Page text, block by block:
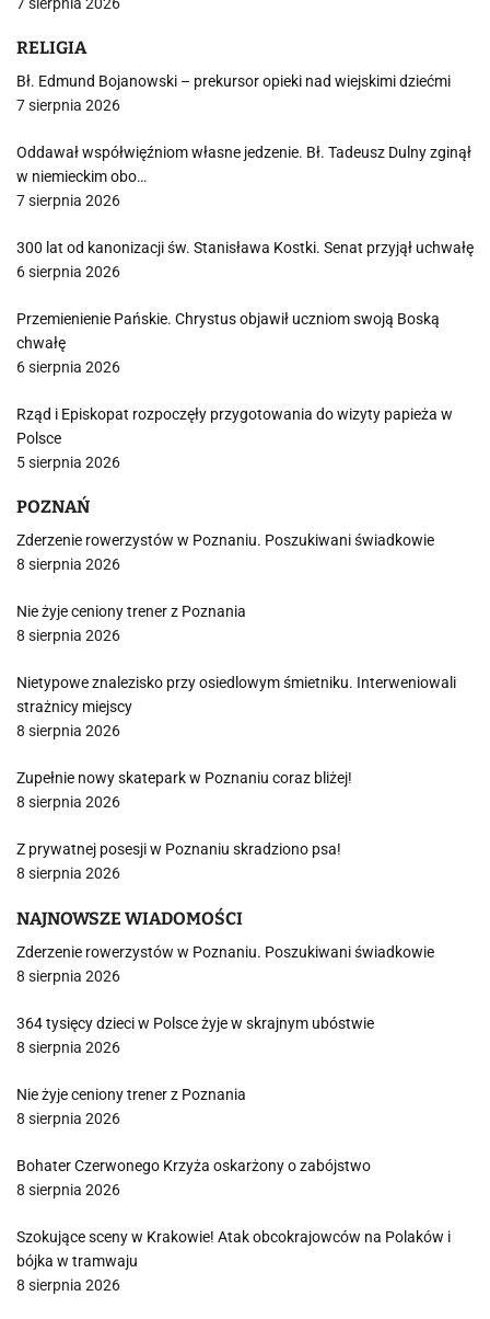
RELIGIA
Bł. Edmund Bojanowski – prekursor opieki nad wiejskimi dziećmi
7 sierpnia 2026
Oddawał współwięźniom własne jedzenie. Bł. Tadeusz Dulny zginął
w niemieckim obo…
7 sierpnia 2026
300 lat od kanonizacji św. Stanisława Kostki. Senat przyjął uchwałę
6 sierpnia 2026
Przemienienie Pańskie. Chrystus objawił uczniom swoją Boską
chwałę
6 sierpnia 2026
Rząd i Episkopat rozpoczęły przygotowania do wizyty papieża w
Polsce
5 sierpnia 2026
POZNAŃ
Zderzenie rowerzystów w Poznaniu. Poszukiwani świadkowie
8 sierpnia 2026
Nie żyje ceniony trener z Poznania
8 sierpnia 2026
Nietypowe znalezisko przy osiedlowym śmietniku. Interweniowali
strażnicy miejscy
8 sierpnia 2026
Zupełnie nowy skatepark w Poznaniu coraz bliżej!
8 sierpnia 2026
Z prywatnej posesji w Poznaniu skradziono psa!
8 sierpnia 2026
NAJNOWSZE WIADOMOŚCI
Zderzenie rowerzystów w Poznaniu. Poszukiwani świadkowie
8 sierpnia 2026
364 tysięcy dzieci w Polsce żyje w skrajnym ubóstwie
8 sierpnia 2026
Nie żyje ceniony trener z Poznania
8 sierpnia 2026
Bohater Czerwonego Krzyża oskarżony o zabójstwo
8 sierpnia 2026
Szokujące sceny w Krakowie! Atak obcokrajowców na Polaków i
bójka w tramwaju
8 sierpnia 2026